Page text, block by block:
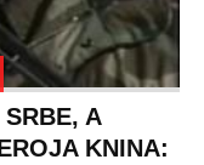
A
KNINA: